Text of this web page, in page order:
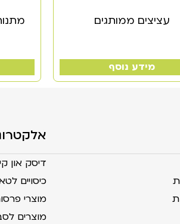
עציצים ממותגים
מידע נוסף
דיסק און
כיסויים
מוצרי
מוצרים